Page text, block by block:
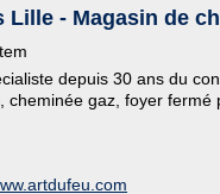
Lille - Magasin de
depuis 30 ans du
cheminée gaz, foyer fermé